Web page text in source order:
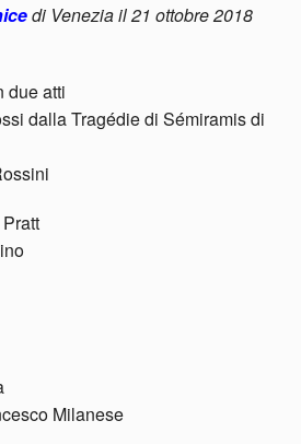
di Venezia il 21 ottobre 2018
due atti
dalla Tragédie di Sémiramis di
Milanese